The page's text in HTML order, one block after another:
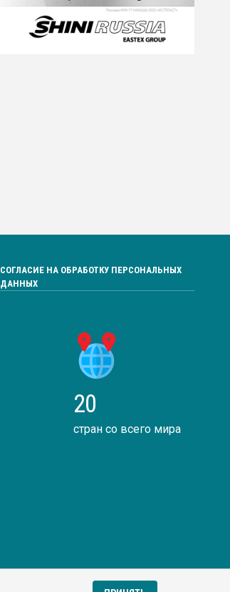
СОГЛАСИЕ НА ОБРАБОТКУ ПЕРСОНАЛЬНЫХ
ДАННЫХ
20
стран со всего мира